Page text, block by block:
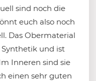
sind noch die
euch also noch
Das Obermaterial
und ist
Inneren sind sie
einen sehr guten